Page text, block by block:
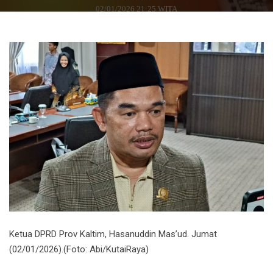
02/01/2026 21:25 WITA
Ketua DPRD Prov Kaltim, Hasanuddin Mas’ud. Jumat
(02/01/2026).(Foto: Abi/KutaiRaya)